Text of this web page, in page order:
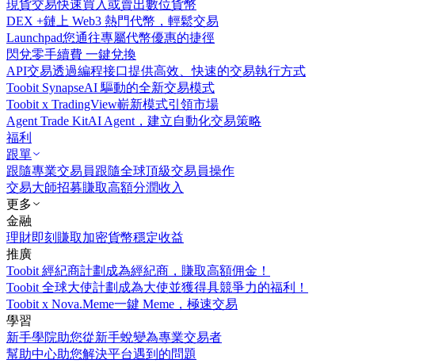
現貨交易快速買入或賣出數位貨幣
DEX +鏈上 Web3 熱門代幣，輕鬆交易
Launchpad您通往專屬代幣優惠的捷徑
閃兌零手續費 一鍵兌換
API交易透過編程接口提供高效、快速的交易執行方式
Toobit SynapseAI 驅動的全新交易模式
Toobit x TradingView嶄新模式引領市場
Agent Trade KitAI Agent，建立自動化交易策略
福利
跟單
跟隨專業交易員跟隨全球頂級交易員操作
交易大師招募賺取高額分潤收入
更多
金融
理財即刻賺取加密貨幣穩定收益
推廣
Toobit 經紀商計劃 成為經紀商，賺取高額佣金！
Toobit 全球大使計劃 成為大使並獲得具競爭力的福利！
Toobit x Nova.Meme一鍵 Meme，極速交易
學習
新手學院助您從新手蛻變為專業交易者
幫助中心助您解決平台遇到的問題